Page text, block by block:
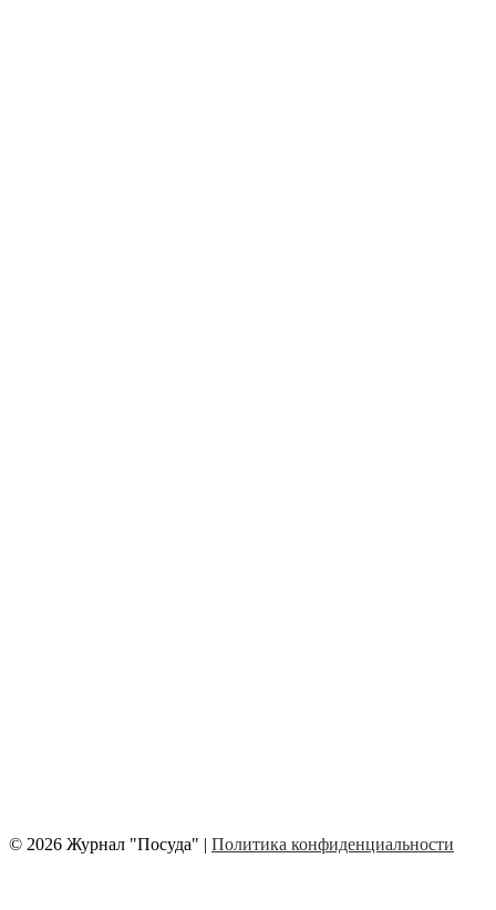
© 2026 Журнал "Посуда" | Политика конфиденциальности